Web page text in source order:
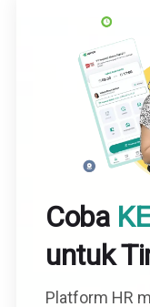
Coba
untuk
Platform HR